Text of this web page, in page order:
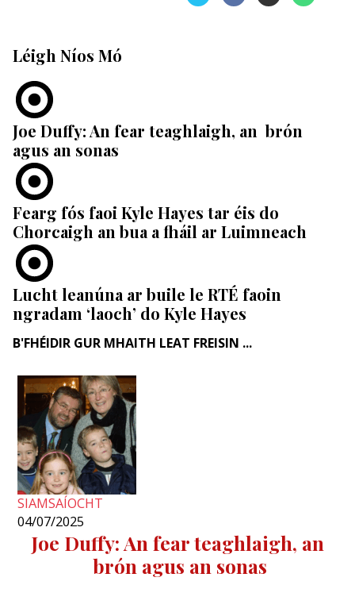
Léigh Níos Mó
Joe Duffy: An fear teaghlaigh, an brón
agus an sonas
Fearg fós faoi Kyle Hayes tar éis do
Chorcaigh an bua a fháil ar Luimneach
Lucht leanúna ar buile le RTÉ faoin
ngradam ‘laoch’ do Kyle Hayes
B'FHÉIDIR GUR MHAITH LEAT FREISIN ...
SIAMSAÍOCHT
04/07/2025
Joe Duffy: An fear teaghlaigh, an
brón agus an sonas